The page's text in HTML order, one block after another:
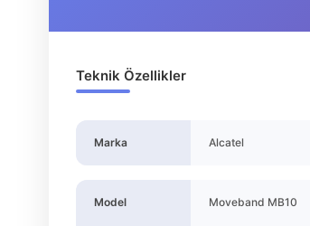
Teknik Özellikler
Marka Alcatel
Model Moveband MB10